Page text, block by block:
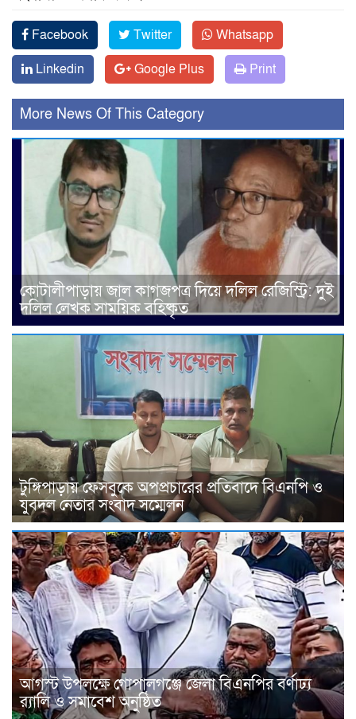
Facebook Twitter
Whatsapp
Linkedin
Google Plus Print
More News Of This Category
কোটালীপাড়ায় জাল কাগজপত্র দিয়ে দলিল রেজিস্ট্রি: দুই
দলিল লেখক সাময়িক বহিষ্কৃত
টুঙ্গিপাড়ায় ফেসবুকে অপপ্রচারের প্রতিবাদে বিএনপি ও
যুবদল নেতার সংবাদ সম্মেলন
আগস্ট উপলক্ষে গোপালগঞ্জে জেলা বিএনপির বর্ণাঢ্য
র‍্যালি ও সমাবেশ অনুষ্ঠিত